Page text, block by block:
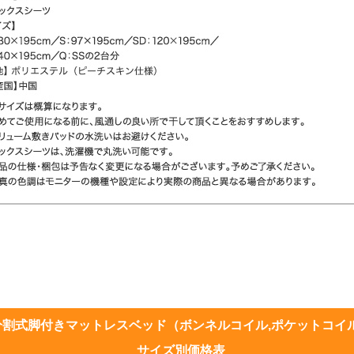
式脚付きマットレスベッド（ボンネルコイル,ポケットコイ
サイズ別価格表